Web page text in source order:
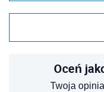
Oceń
Twoja